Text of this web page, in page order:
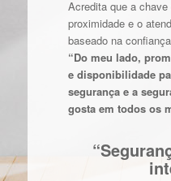
Acredita que a
proximidade e o
baseado na
“Do meu lado,
e disponibilidade
segurança e a
gosta em todos os